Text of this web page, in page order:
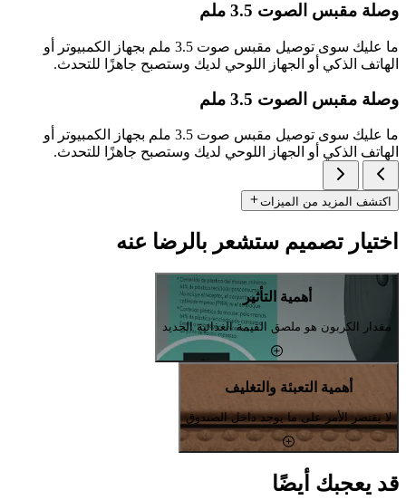
وصلة مقبس الصوت 3.5 ملم
ما عليك سوى توصيل مقبس صوت 3.5 ملم بجهاز الكمبيوتر أو
الهاتف الذكي أو الجهاز اللوحي لديك وستصبح جاهزًا للتحدث.
وصلة مقبس الصوت 3.5 ملم
ما عليك سوى توصيل مقبس صوت 3.5 ملم بجهاز الكمبيوتر أو
الهاتف الذكي أو الجهاز اللوحي لديك وستصبح جاهزًا للتحدث.
اكتشف المزيد من الميزات
اختيار تصميم ستشعر بالرضا عنه
أهمية التأثير
مقدار الكربون هو ملصق القيمة الغذائية الجديد
أهمية التعبئة والتغليف
لا يقتصر الأمر على ما يوجد داخل الصندوق
قد يعجبك أيضًا